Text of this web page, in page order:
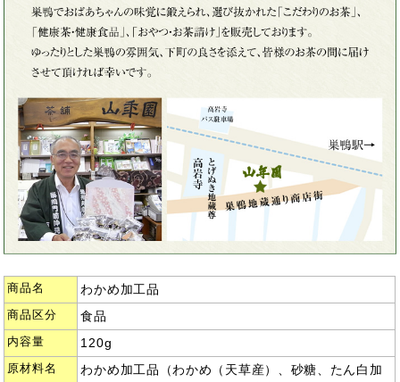
商品名 わかめ加工品
商品区分 食品
内容量 120g
原材料名
わかめ加工品（わかめ（天草産）、砂糖、たん白加